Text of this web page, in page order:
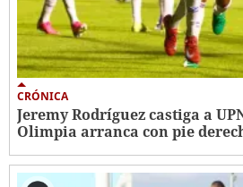
CRÓNICA
Jeremy Rodríguez castiga a
Olimpia arranca con pie